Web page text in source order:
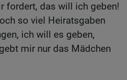
fordert, das will ich geben!
so viel Heiratsgaben
ich will es geben,
mir nur das Mädchen